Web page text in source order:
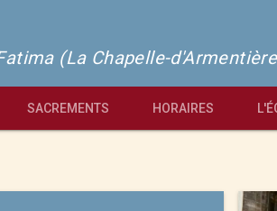
(La Chapelle-
SACREMENTS HORAIRES